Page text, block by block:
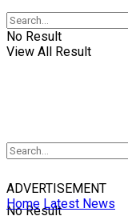
No Result
View All Result
No Result
ADVERTISEMENT
Home Latest News